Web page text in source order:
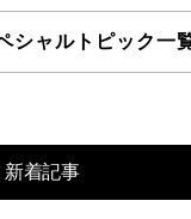
シャルトピック一
新着記事